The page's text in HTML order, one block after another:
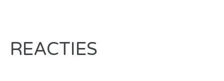
REACTIES